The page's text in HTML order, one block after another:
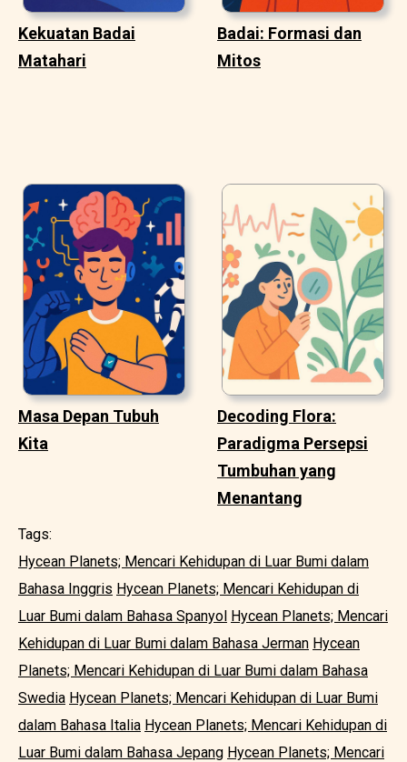
Kekuatan Badai
Matahari
Badai: Formasi dan
Mitos
Masa Depan Tubuh
Kita
Decoding Flora:
Paradigma Persepsi
Tumbuhan yang
Menantang
Tags:
Hycean Planets; Mencari Kehidupan di Luar Bumi dalam
Bahasa Inggris Hycean Planets; Mencari Kehidupan di
Luar Bumi dalam Bahasa Spanyol Hycean Planets; Mencari
Kehidupan di Luar Bumi dalam Bahasa Jerman Hycean
Planets; Mencari Kehidupan di Luar Bumi dalam Bahasa
Swedia Hycean Planets; Mencari Kehidupan di Luar Bumi
dalam Bahasa Italia Hycean Planets; Mencari Kehidupan di
Luar Bumi dalam Bahasa Jepang Hycean Planets; Mencari